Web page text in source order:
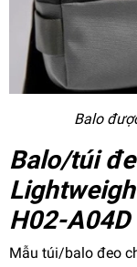
Balo
Balo/túi
H02-A04D
Mẫu túi/balo đeo